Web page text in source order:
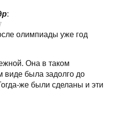
:
олимпиады уже год
Она в таком
виде была задолго до
же были сделаны и эти